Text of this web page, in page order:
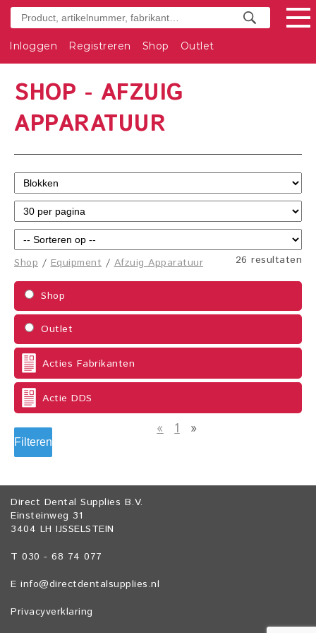
Inloggen Registreren Shop Outlet
SHOP - AFZUIG
APPARATUUR
26 resultaten
Shop /Equipment /Afzuig Apparatuur
Shop
Outlet
Acties Fabrikanten
Actie DDS
Filteren
« 1 »
Direct Dental Supplies B.V.
Einsteinweg 31
3404 LH IJSSELSTEIN
T 030 - 68 74 077
E info@directdentalsupplies.nl
Privacyverklaring